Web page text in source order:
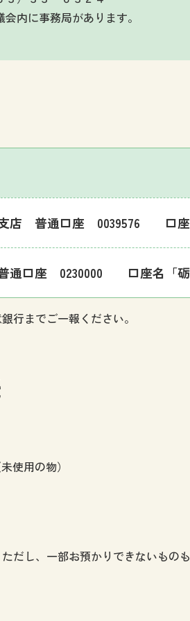
内に事務局があります。
店 普通口座 0039576 口座
口座 0230000 口座名「砺波
行までご一報ください。
使用の物）
だし、一部お預かりできないもの